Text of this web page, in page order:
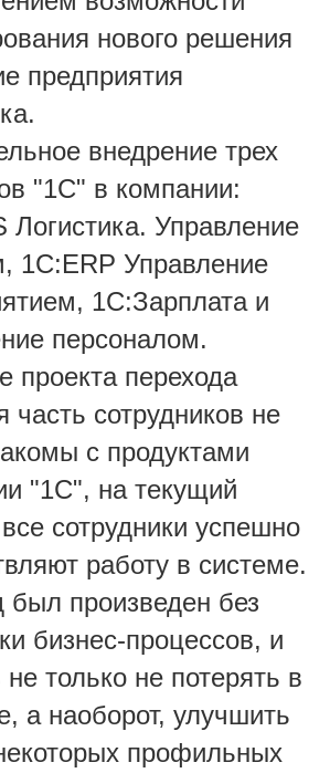
нового решения
предприятия
внедрение трех
"1С" в компании:
Логистика. Управление
1С:ERP Управление
, 1С:Зарплата и
персоналом.
проекта перехода
часть сотрудников не
с продуктами
"1С", на текущий
сотрудники успешно
работу в системе.
был произведен без
бизнес-процессов, и
только не потерять в
а наоборот, улучшить
профильных